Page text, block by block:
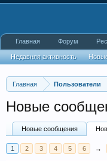
Главная Пользователи
Новые
Новые сообщения
1 2 3 4 5 6 →
Главная Форум
Недавняя активность